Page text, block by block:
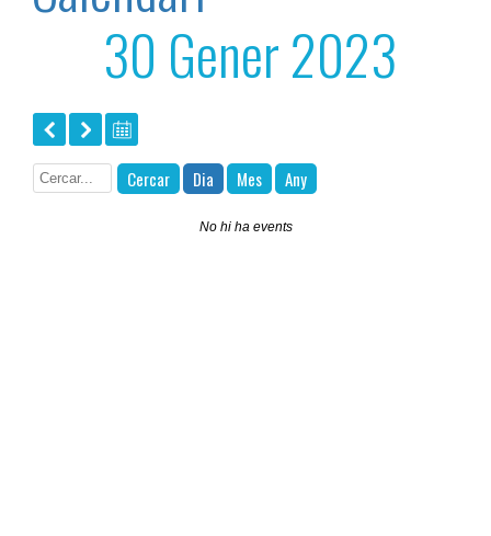
30 Gener 2023
Cercar Dia Mes Any
No hi ha events